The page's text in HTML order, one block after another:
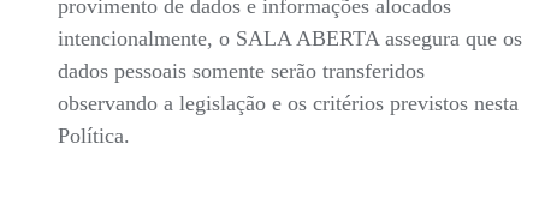
provimento de dados e informações alocados
intencionalmente, o SALA ABERTA assegura que os
dados pessoais somente serão transferidos
observando a legislação e os critérios previstos nesta
Política.